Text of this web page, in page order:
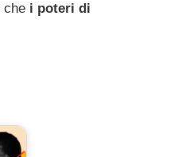
che i poteri di